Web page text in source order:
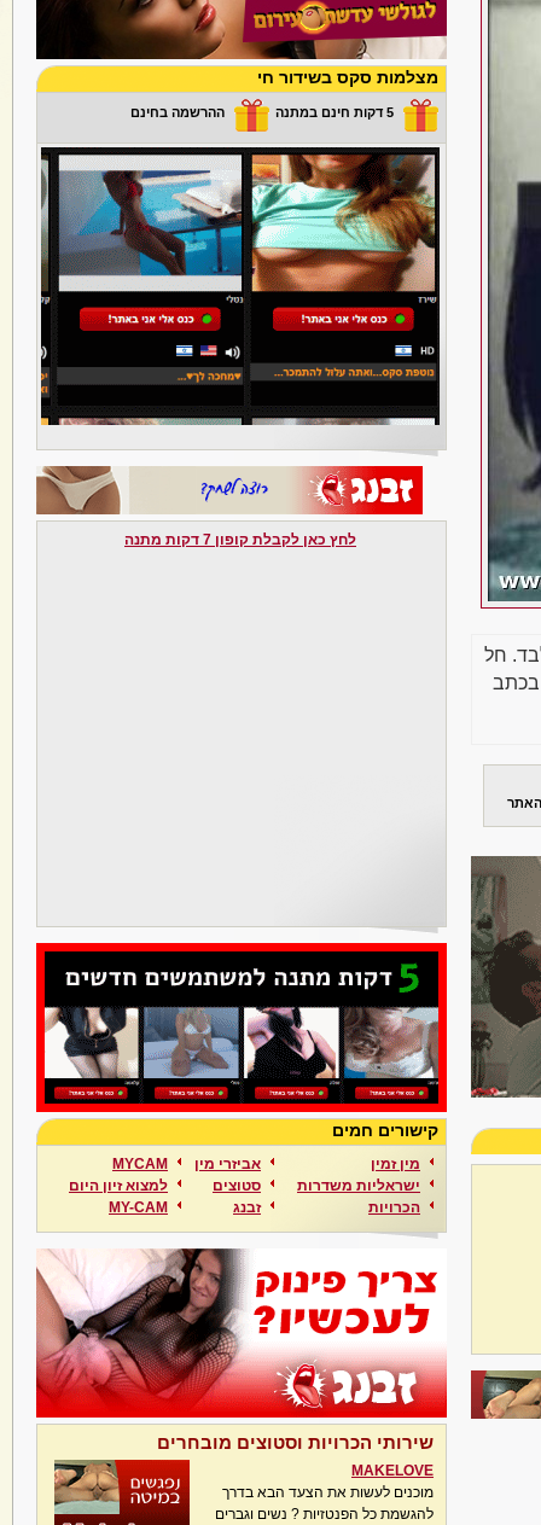
חל
בכתב
האתר
מצלמות סקס בשידור חי
5 דקות חינם במתנה ההרשמה בחינם
לחץ כאן לקבלת קופון 7 דקות מתנה
קישורים חמים
מין זמין
ישראליות משדרות
הכרויות
אביזרי מין
סטוצים
זבנג
MYCAM
למצוא זיון היום
MY-CAM
שירותי הכרויות וסטוצים מובחרים
MAKELOVE
מוכנים לעשות את הצעד הבא בדרך
להגשמת כל הפנטזיות ? נשים וגברים